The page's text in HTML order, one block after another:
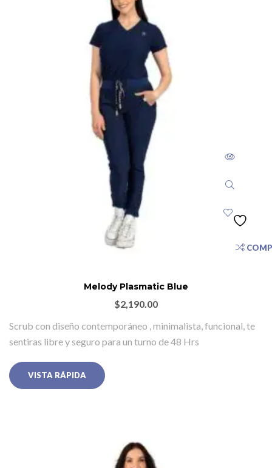
Melody Plasmatic Blue
$2,190.00
Scrub con diseño contemporáneo , minimalista, funcional, te
sentiras libre y seguro para un turno de 48 Hrs
VISTA RÁPIDA